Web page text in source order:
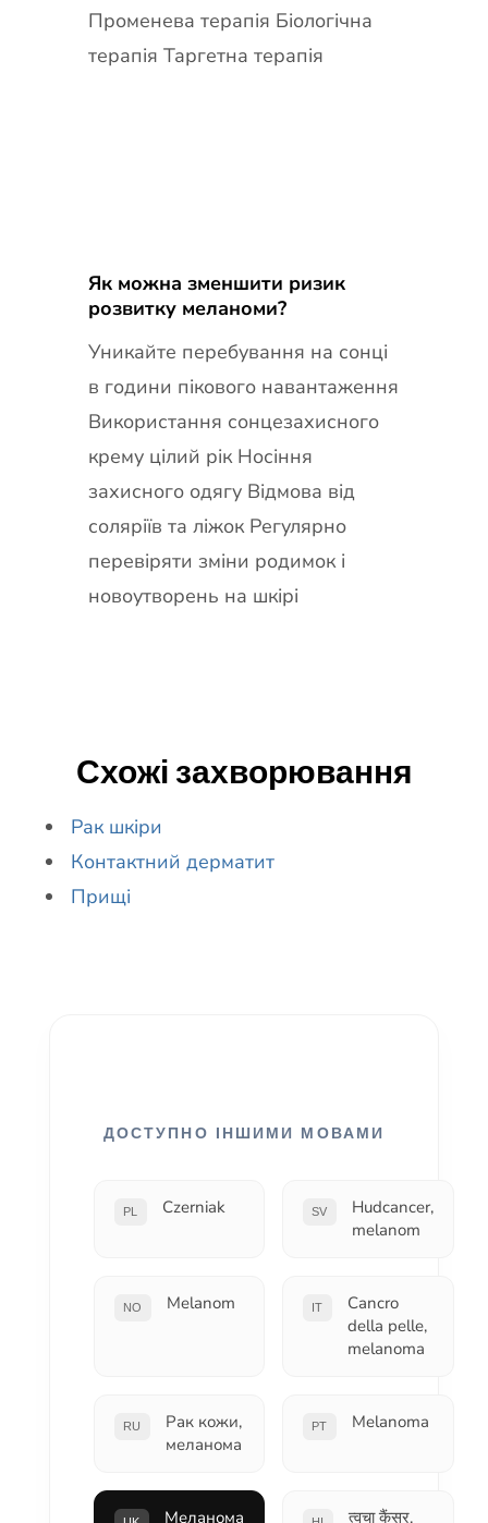
Променева терапія Біологічна
терапія Таргетна терапія
Як можна зменшити ризик
розвитку меланоми?
Уникайте перебування на сонці
в години пікового навантаження
Використання сонцезахисного
крему цілий рік Носіння
захисного одягу Відмова від
соляріїв та ліжок Регулярно
перевіряти зміни родимок і
новоутворень на шкірі
Схожі захворювання
Рак шкіри
Контактний дерматит
Прищі
ДОСТУПНО ІНШИМИ МОВАМИ
PL Czerniak SV
Hudcancer,
melanom
NO Melanom IT
Cancro
della pelle,
melanoma
RU
Рак кожи,
меланома
PT Melanoma
Меланома त्वचा कैंसर,